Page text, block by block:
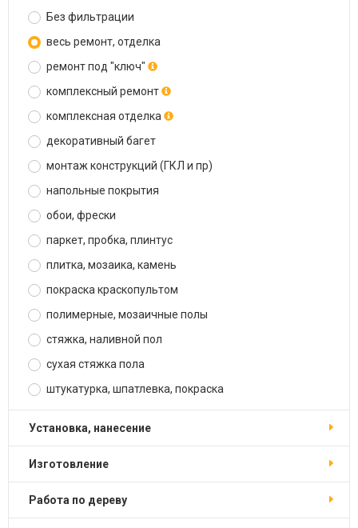
Без фильтрации
весь ремонт, отделка
ремонт под "ключ"
комплексный ремонт
комплексная отделка
декоративный багет
монтаж конструкций (ГКЛ и пр)
напольные покрытия
обои, фрески
паркет, пробка, плинтус
плитка, мозаика, камень
покраска краскопультом
полимерные, мозаичные полы
стяжка, наливной пол
сухая стяжка пола
штукатурка, шпатлевка, покраска
установка, нанесение
изготовление
работа по дереву